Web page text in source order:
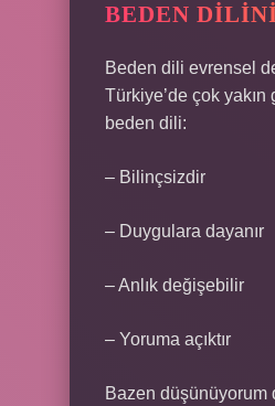
BEDEN
Beden dili evrensel
Türkiye’de çok
beden dili:
– Bilinçsizdir
– Duygulara dayanır
– Anlık değişebilir
– Yoruma açıktır
Bazen